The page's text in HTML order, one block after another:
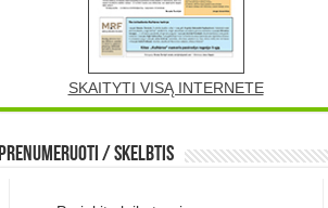
SKAITYTI VISĄ INTERNETE
Prenumeruoti / Skelbtis